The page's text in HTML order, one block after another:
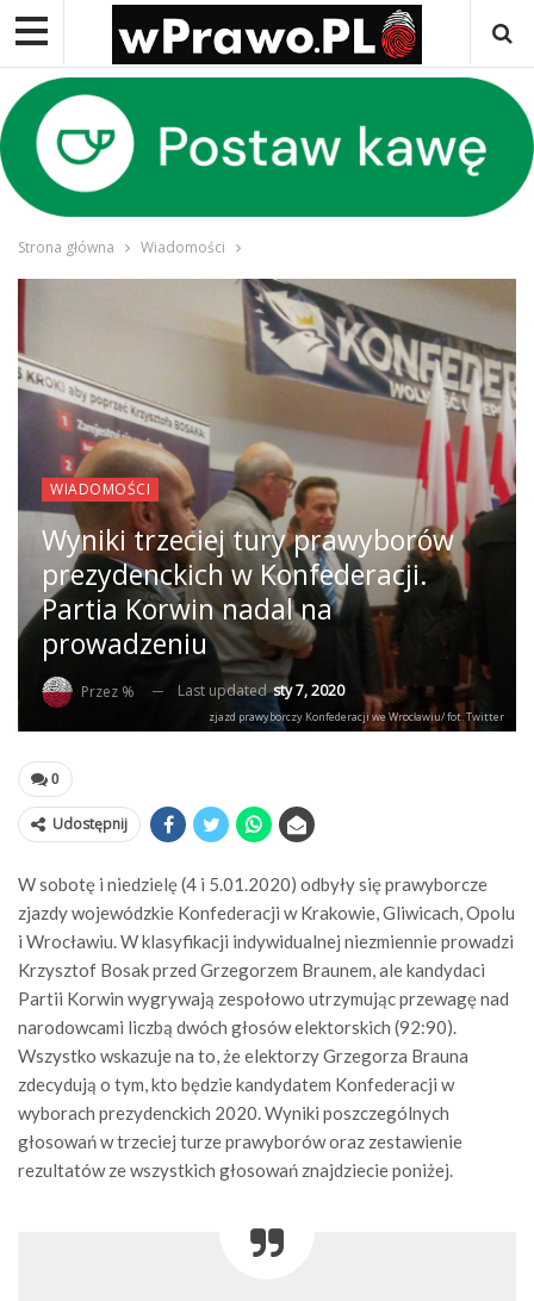
Strona główna Wiadomości
WIADOMOŚCI
Wyniki trzeciej tury prawyborów
prezydenckich w Konfederacji.
Partia Korwin nadal na
prowadzeniu
Przez % Last updatedsty 7, 2020
zjazd prawyborczy Konfederacji we Wrocławiu/ fot. Twitter
0
Udostępnij
W sobotę i niedzielę (4 i 5.01.2020) odbyły się prawyborcze
zjazdy wojewódzkie Konfederacji w Krakowie, Gliwicach, Opolu
i Wrocławiu. W klasyfikacji indywidualnej niezmiennie prowadzi
Krzysztof Bosak przed Grzegorzem Braunem, ale kandydaci
Partii Korwin wygrywają zespołowo utrzymując przewagę nad
narodowcami liczbą dwóch głosów elektorskich (92:90).
Wszystko wskazuje na to, że elektorzy Grzegorza Brauna
zdecydują o tym, kto będzie kandydatem Konfederacji w
wyborach prezydenckich 2020. Wyniki poszczególnych
głosowań w trzeciej turze prawyborów oraz zestawienie
rezultatów ze wszystkich głosowań znajdziecie poniżej.